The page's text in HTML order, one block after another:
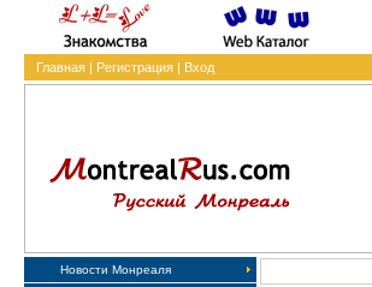
Главная| Регистрация| Вход
Новости Монреаля